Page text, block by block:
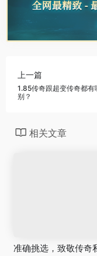
上一篇
1.85传奇跟超变传奇都有
别？
相关文章
准确挑选，致敬传奇